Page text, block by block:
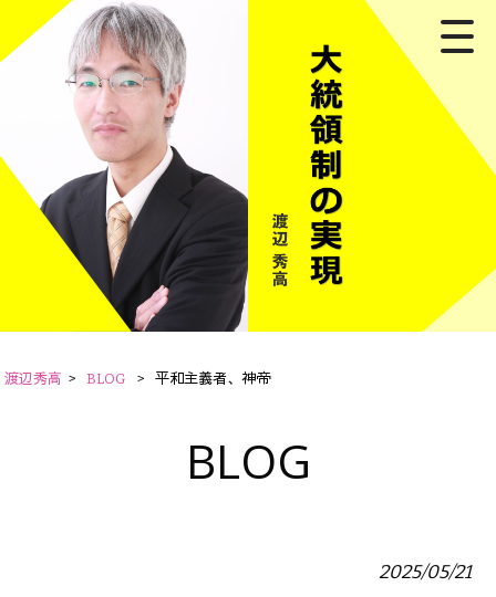
渡辺秀高 > BLOG > 平和主義者、神帝
BLOG
2025/05/21